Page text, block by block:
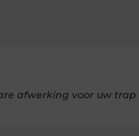
afwerking voor uw trap